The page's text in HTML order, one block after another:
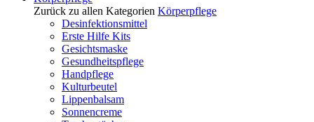
Zurück zu allen Kategorien Körperpflege
Desinfektionsmittel
Erste Hilfe Kits
Gesichtsmaske
Gesundheitspflege
Handpflege
Kulturbeutel
Lippenbalsam
Sonnencreme